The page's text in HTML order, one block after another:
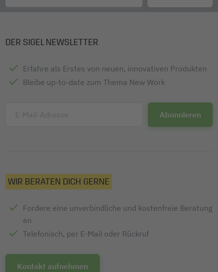
DER SIGEL NEWSLETTER
Erfahre als Erstes von neuen, innovativen Produkten
Bleibe up-to-date zum Thema New Work
E-Mail-Adresse
WIR BERATEN DICH GERNE
Fordere eine unverbindliche und kostenfreie Beratung
an
Telefonisch, per E-Mail oder Rückruf
Kontakt aufnehmen